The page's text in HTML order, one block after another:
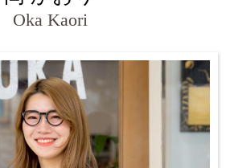
Oka Kaori